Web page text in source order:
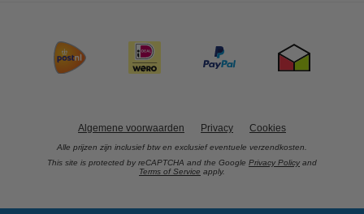
Algemene voorwaarden Privacy Cookies
Alle prijzen zijn inclusief btw en exclusief eventuele verzendkosten.
This site is protected by reCAPTCHA and the Google Privacy Policy and
Terms of Service apply.